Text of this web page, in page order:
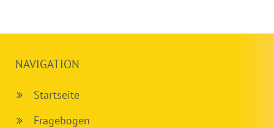
NAVIGATION
Startseite
Fragebogen